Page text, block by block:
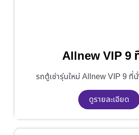
Allnew VIP 9
รถตู้เช่ารุ่นใหม่ Allnew VIP 9 ที่
ดูรายละเอียด